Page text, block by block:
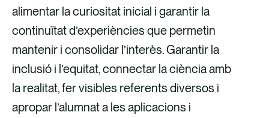
alimentar la curiositat inicial i garantir la
continuïtat d’experiències que permetin
mantenir i consolidar l’interès. Garantir la
inclusió i l’equitat, connectar la ciència amb
la realitat, fer visibles referents diversos i
apropar l’alumnat a les aplicacions i